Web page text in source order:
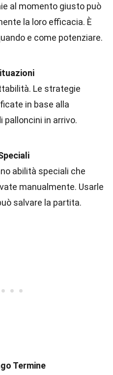
al momento giusto può
la loro efficacia. È
e come potenziare.
Le strategie
in base alla
palloncini in arrivo.
abilità speciali che
manualmente. Usarle
salvare la partita.
Termine